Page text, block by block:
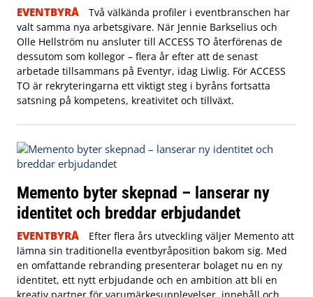
EVENTBYRÅ
Två välkända profiler i eventbranschen har
valt samma nya arbetsgivare. När Jennie Barkselius och
Olle Hellström nu ansluter till ACCESS TO återförenas de
dessutom som kollegor – flera år efter att de senast
arbetade tillsammans på Eventyr, idag Liwlig. För ACCESS
TO är rekryteringarna ett viktigt steg i byråns fortsatta
satsning på kompetens, kreativitet och tillväxt.
Memento byter skepnad – lanserar ny
identitet och breddar erbjudandet
EVENTBYRÅ
Efter flera års utveckling väljer Memento att
lämna sin traditionella eventbyråposition bakom sig. Med
en omfattande rebranding presenterar bolaget nu en ny
identitet, ett nytt erbjudande och en ambition att bli en